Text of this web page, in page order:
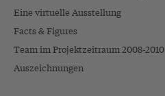
Eine virtuelle Ausstellung
Facts & Figures
Team im Projektzeitraum 2008-2010
Auszeichnungen